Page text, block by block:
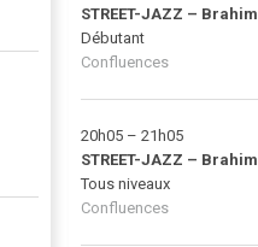
STREET-JAZZ – Brahim
Débutant
Confluences
20h05 – 21h05
STREET-JAZZ – Brahim
Tous niveaux
Confluences